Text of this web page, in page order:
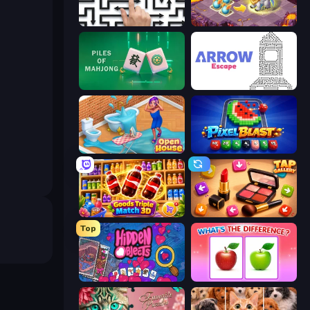
Arrow Escape: Puzzle Mergest Kingdom
Piles of Mahjong Arrow Escape
Open House Pixel Blast
Goods Triple Match 3D Tap Gallery
Top
Hidden Objects What's The Difference?